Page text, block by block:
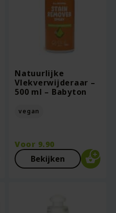
Natuurlijke
Vlekverwijderaar –
500 ml – Babyton
vegan
Voor 9.90
Bekijken